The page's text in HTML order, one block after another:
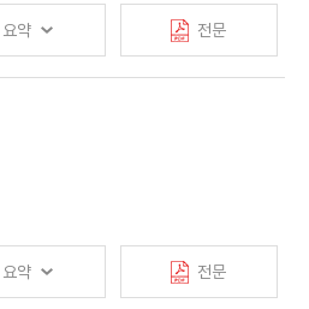
피해를 예방할 수 있도록 인공지능
마련 및 인공지능에 의한 의사결정의
울러 인공지능에 대한 이해도 취약계층
기준에 마련하고 인공지능 활용업무에
리고 분쟁처리절차가 정비되어야 한다.
융소비자 보호목적을 위한 인공지능
이 필요하다.
험생태계에 미치는 영향
영향
활용 시 규제 고려요소
요약 전문
하는 20·30대는 부모 세대에 비해
을 위해 더 많은 자산을 축적해야 할
불리한 자산축적 환경을 직면하고
극적으로 호전되기 어려울 것으로
게 있어서 은퇴준비는 부모 세대보다
요약 전문